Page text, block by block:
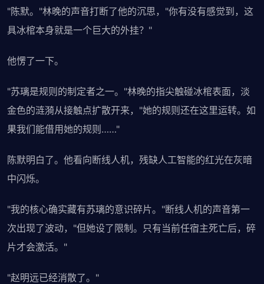
"陈默。"林晚的声音打断了他的沉思，"你有没有感觉到，这
具冰棺本身就是一个巨大的外挂？"
他愣了一下。
"苏璃是规则的制定者之一。"林晚的指尖触碰冰棺表面，淡
金色的涟漪从接触点扩散开来，"她的规则还在这里运转。如
果我们能借用她的规则……"
陈默明白了。他看向断线人机，残缺人工智能的红光在灰暗
中闪烁。
"我的核心确实藏有苏璃的意识碎片。"断线人机的声音第一
次出现了波动，"但她设了限制。只有当前任宿主死亡后，碎
片才会激活。"
"赵明远已经消散了。"